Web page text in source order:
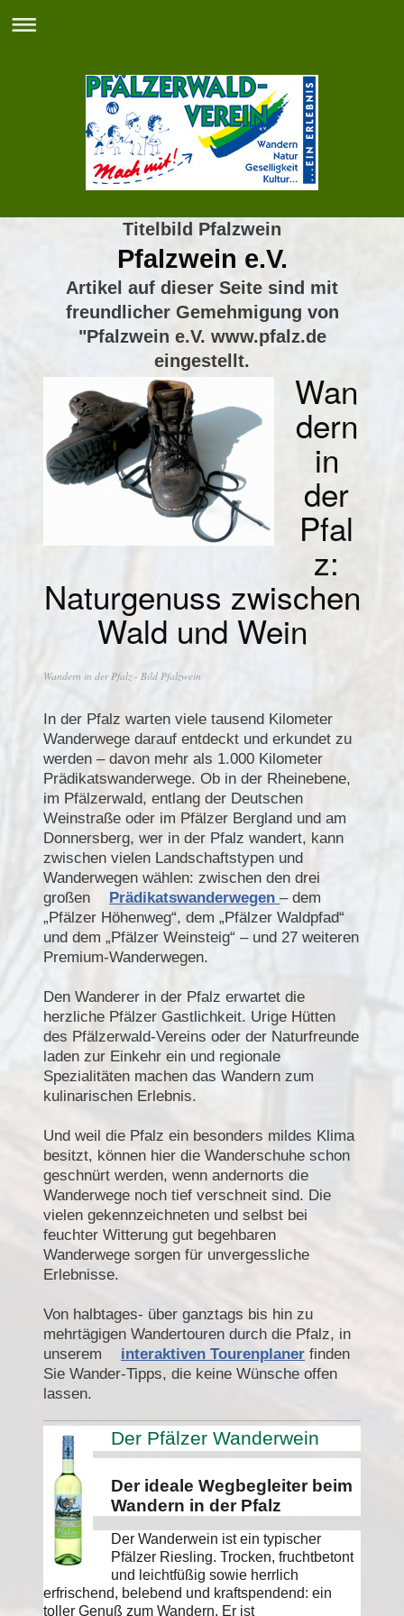
Titelbild Pfalzwein
Pfalzwein e.V.
Artikel auf dieser Seite sind mit
freundlicher Gemehmigung von
"Pfalzwein e.V. www.pfalz.de
eingestellt.
Wan
dern
in
der
Pfal
z:
Naturgenuss zwischen
Wald und Wein
Wandern in der Pfalz - Bild Pfalzwein
In der Pfalz warten viele tausend Kilometer
Wanderwege darauf entdeckt und erkundet zu
werden – davon mehr als 1.000 Kilometer
Prädikatswanderwege. Ob in der Rheinebene,
im Pfälzerwald, entlang der Deutschen
Weinstraße oder im Pfälzer Bergland und am
Donnersberg, wer in der Pfalz wandert, kann
zwischen vielen Landschaftstypen und
Wanderwegen wählen: zwischen den drei
großen
Prädikatswanderwegen – dem
„Pfälzer Höhenweg“, dem „Pfälzer Waldpfad“
und dem „Pfälzer Weinsteig“ – und 27 weiteren
Premium-Wanderwegen.
Den Wanderer in der Pfalz erwartet die
herzliche Pfälzer Gastlichkeit. Urige Hütten
des Pfälzerwald-Vereins oder der Naturfreunde
laden zur Einkehr ein und regionale
Spezialitäten machen das Wandern zum
kulinarischen Erlebnis.
Und weil die Pfalz ein besonders mildes Klima
besitzt, können hier die Wanderschuhe schon
geschnürt werden, wenn andernorts die
Wanderwege noch tief verschneit sind. Die
vielen gekennzeichneten und selbst bei
feuchter Witterung gut begehbaren
Wanderwege sorgen für unvergessliche
Erlebnisse.
Von halbtages- über ganztags bis hin zu
mehrtägigen Wandertouren durch die Pfalz, in
unserem
interaktiven Tourenplaner finden
Sie Wander-Tipps, die keine Wünsche offen
lassen.
Der Pfälzer Wanderwein
Der ideale Wegbegleiter beim
Wandern in der Pfalz
Der Wanderwein ist ein typischer
Pfälzer Riesling. Trocken, fruchtbetont
und leichtfüßig sowie herrlich
erfrischend, belebend und kraftspendend: ein
toller Genuß zum Wandern. Er ist